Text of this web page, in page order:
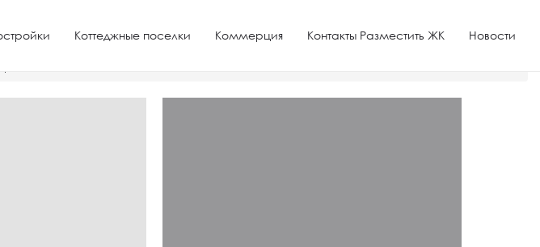
Коттеджные поселки Коммерция Контакты Разместить ЖК Новости